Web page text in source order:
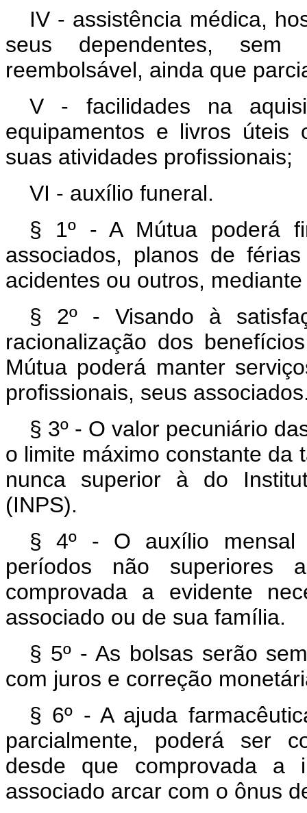
IV - assistência médica,
seus dependentes, sem
reembolsável, ainda que
V - facilidades na
equipamentos e livros úteis
suas atividades profissionais;
VI - auxílio funeral.
§ 1º - A Mútua poderá
associados, planos de
acidentes ou outros,
§ 2º - Visando à
racionalização dos
Mútua poderá manter
profissionais, seus
§ 3º - O valor pecuniário
o limite máximo constante da
nunca superior à do
(INPS).
§ 4º - O auxílio mensal
períodos não superiores
comprovada a evidente
associado ou de sua família.
§ 5º - As bolsas serão
com juros e correção
§ 6º - A ajuda
parcialmente, poderá ser
desde que comprovada a
associado arcar com o ônus